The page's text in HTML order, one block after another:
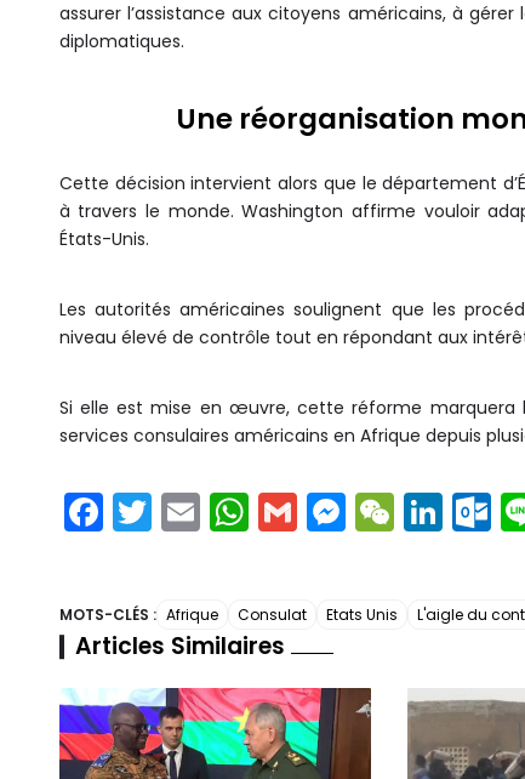
assurer l’assistance aux citoyens américains, à
diplomatiques.
Une réorganisation
Cette décision intervient alors que le département
à travers le monde. Washington affirme vouloir
États-Unis.
Les autorités américaines soulignent que les
niveau élevé de contrôle tout en répondant aux
Si elle est mise en œuvre, cette réforme marquera
services consulaires américains en Afrique depuis
F
a
e
b
o
o
T
w
er
E
m
l
W
h
ts
A
p
p
G
m
l
M
e
s
n
g
W
e
h
t
Li
n
e
n
O
o
c
o
MOTS-CLÉS : Afrique Consulat Etats Unis L'aigle du
Articles Similaires